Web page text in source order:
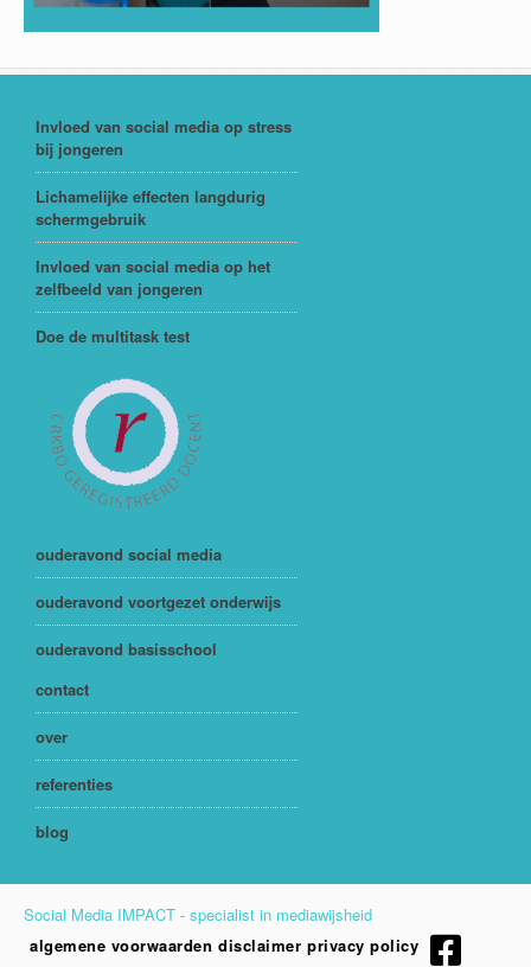
Invloed van social media op stress
bij jongeren
Lichamelijke effecten langdurig
schermgebruik
Invloed van social media op het
zelfbeeld van jongeren
Doe de multitask test
ouderavond social media
ouderavond voortgezet onderwijs
ouderavond basisschool
contact
over
referenties
blog
Social Media IMPACT - specialist in mediawijsheid
algemene voorwaarden disclaimer privacy policy